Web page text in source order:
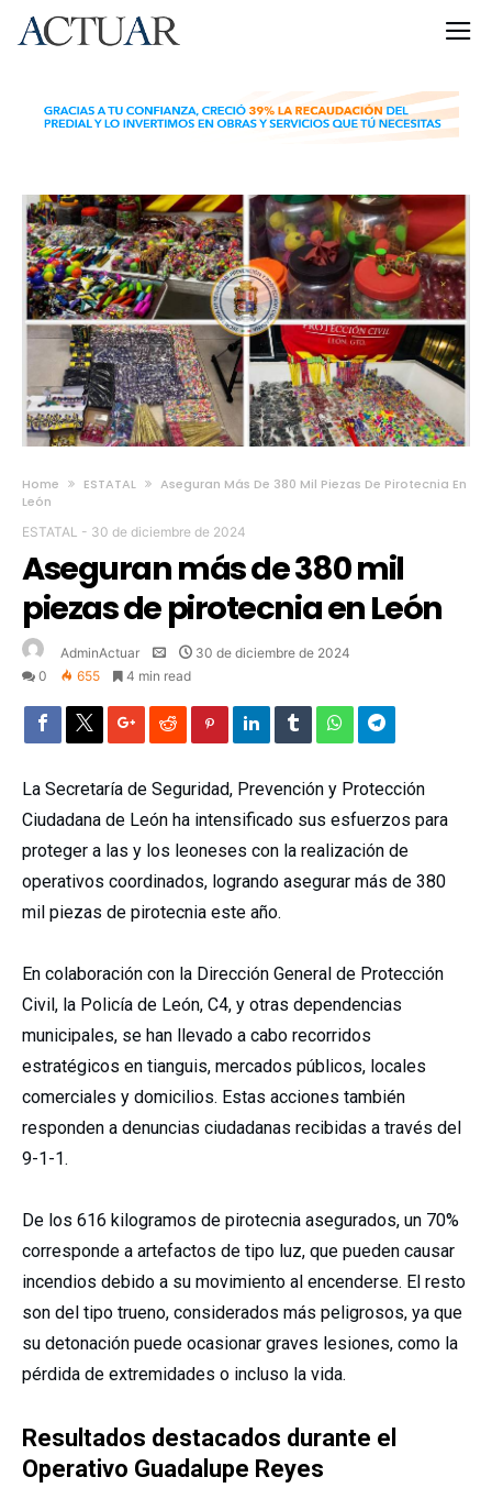
Home ESTATAL
Aseguran Más De 380 Mil Piezas De Pirotecnia En
León
ESTATAL - 30 de diciembre de 2024
Aseguran más de 380 mil
piezas de pirotecnia en León
AdminActuar
30 de diciembre de 2024
0
655 4 min read
La Secretaría de Seguridad, Prevención y Protección
Ciudadana de León ha intensificado sus esfuerzos para
proteger a las y los leoneses con la realización de
operativos coordinados, logrando asegurar más de 380
mil piezas de pirotecnia este año.
En colaboración con la Dirección General de Protección
Civil, la Policía de León, C4, y otras dependencias
municipales, se han llevado a cabo recorridos
estratégicos en tianguis, mercados públicos, locales
comerciales y domicilios. Estas acciones también
responden a denuncias ciudadanas recibidas a través del
9-1-1.
De los 616 kilogramos de pirotecnia asegurados, un 70%
corresponde a artefactos de tipo luz, que pueden causar
incendios debido a su movimiento al encenderse. El resto
son del tipo trueno, considerados más peligrosos, ya que
su detonación puede ocasionar graves lesiones, como la
pérdida de extremidades o incluso la vida.
Resultados destacados durante el
Operativo Guadalupe Reyes